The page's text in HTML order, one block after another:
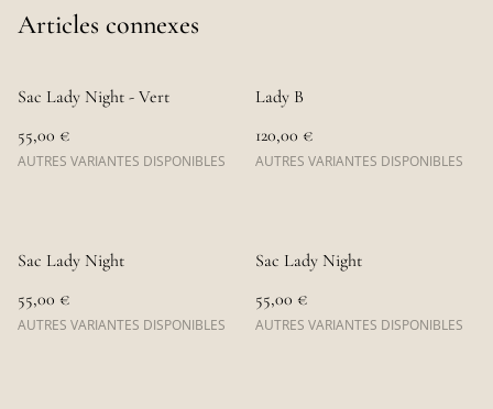
Articles connexes
Sac Lady Night - Vert
55,00 €
AUTRES VARIANTES DISPONIBLES
Lady B
120,00 €
AUTRES VARIANTES DISPONIBLES
Sac Lady Night
55,00 €
AUTRES VARIANTES DISPONIBLES
Sac Lady Night
55,00 €
AUTRES VARIANTES DISPONIBLES